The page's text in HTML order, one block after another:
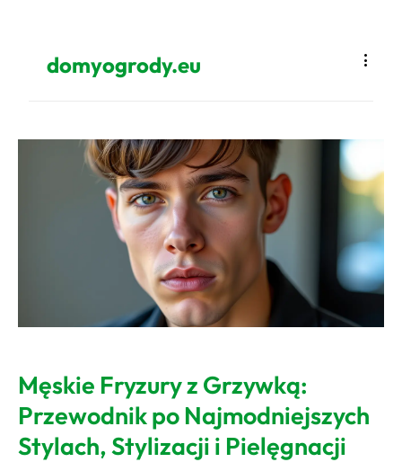
domyogrody.eu
Męskie Fryzury z Grzywką:
Przewodnik po Najmodniejszych
Stylach, Stylizacji i Pielęgnacji